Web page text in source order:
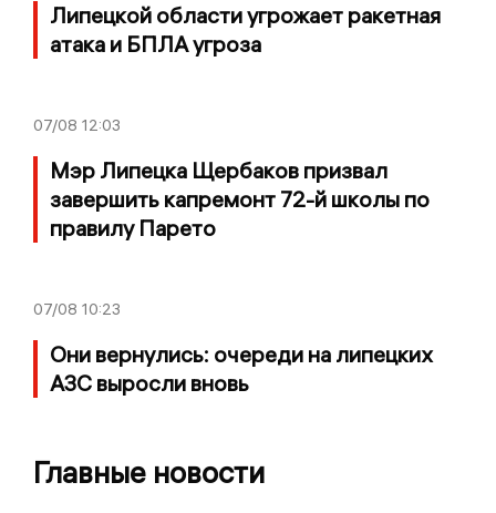
Липецкой области угрожает ракетная
атака и БПЛА угроза
07/08 12:03
Мэр Липецка Щербаков призвал
завершить капремонт 72-й школы по
правилу Парето
07/08 10:23
Они вернулись: очереди на липецких
АЗС выросли вновь
Главные новости